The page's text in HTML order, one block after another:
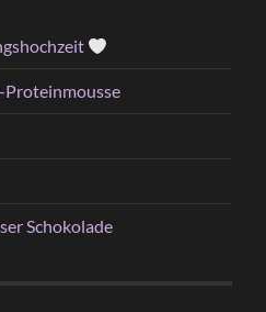
Proteinmousse
Schokolade